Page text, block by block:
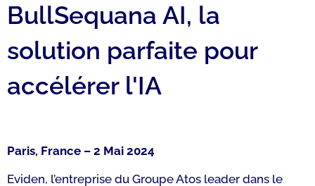
BullSequana AI, la
solution parfaite pour
accélérer l'IA
Paris, France – 2 Mai 2024
Eviden, l’entreprise du Groupe Atos leader dans le